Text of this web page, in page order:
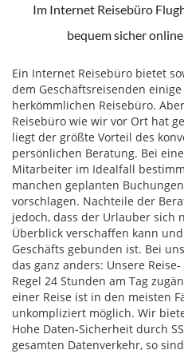
Im Internet Reisebüro
bequem sicher
Ein Internet Reisebüro bietet
dem Geschäftsreisenden
herkömmlichen Reisebüro.
Reisebüro wie wir vor Ort hat
liegt der größte Vorteil des
persönlichen Beratung. Bei
Mitarbeiter im Idealfall
manchen geplanten
vorschlagen. Nachteile der
jedoch, dass der Urlauber sich
Überblick verschaffen kann
Geschäfts gebunden ist. Bei
das ganz anders: Unsere
Regel 24 Stunden am Tag
einer Reise ist in den meisten
unkompliziert möglich. Wir
Hohe Daten-Sicherheit durch
gesamten Datenverkehr, so